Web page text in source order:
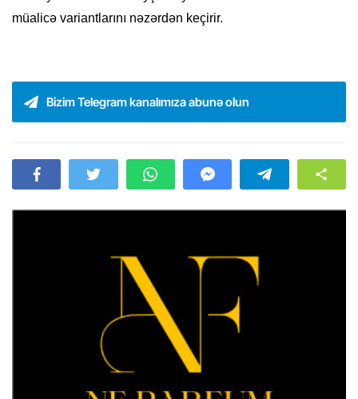
müalicə variantlarını nəzərdən keçirir.
Bizim Telegram kanalımıza abunə olun